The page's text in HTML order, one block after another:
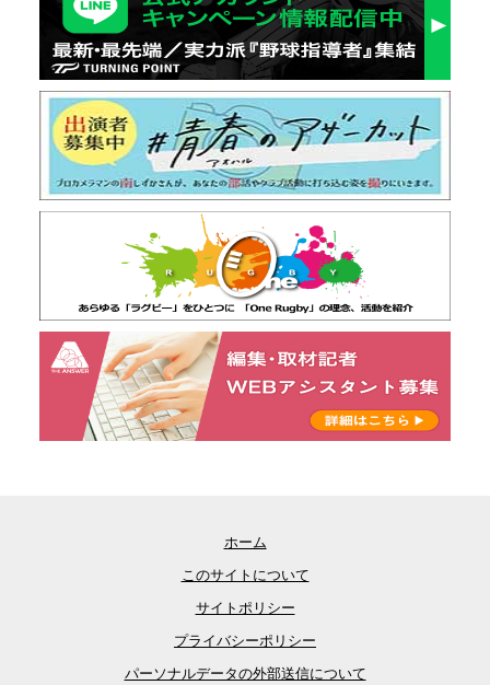
ホーム
このサイトについて
サイトポリシー
プライバシーポリシー
パーソナルデータの外部送信について